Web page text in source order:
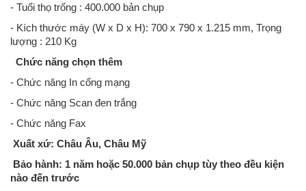
- Tuổi thọ trống : 400.000 bản chụp
- Kích thước máy (W x D x H): 700 x 790 x 1.215 mm, Trọng
lượng : 210 Kg
Chức năng chọn thêm
- Chức năng In cổng mạng
- Chức năng Scan đen trắng
- Chức năng Fax
Xuất xứ: Châu Âu, Châu Mỹ
Bảo hành: 1 năm hoặc 50.000 bản chụp tùy theo đều kiện
nào đến trước